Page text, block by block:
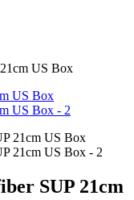
US Box
SUP 21cm